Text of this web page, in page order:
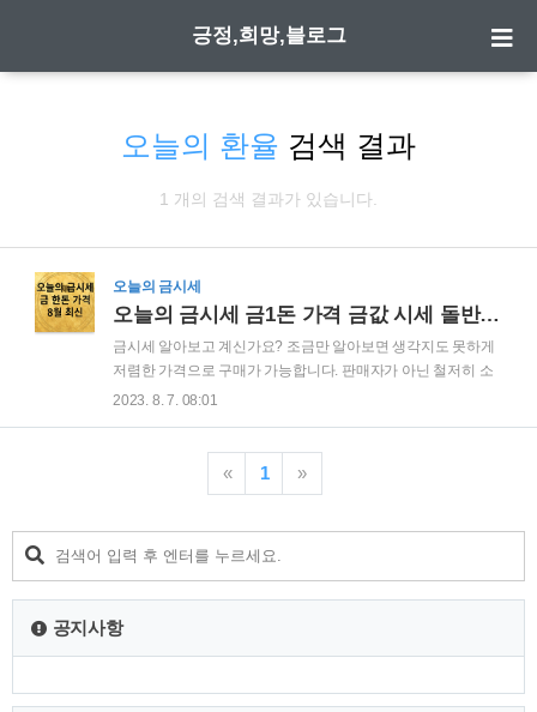
긍정,희망,블로그
오늘의 환율 검색 결과
1 개의 검색 결과가 있습니다.
오늘의 금시세
오늘의 금시세 금1돈 가격 금값 시세 돌반지 1돈 가격(8월 최신)
금시세 알아보고 계신가요? 조금만 알아보면 생각지도 못하게
저렴한 가격으로 구매가 가능합니다. 판매자가 아닌 철저히 소
비자의 입장에서 작성을 하였고요... 5분 정도만 시간 내어 읽어
구별법도 알려 드립니다. 8월 둘째주 오늘의 금시세 금 1돈 가격
.2023년 8월 7일 오늘의 금시세 금 1돈 가격 한국 금거래소 기
원입니다. 18K 기준 내 가살 때 제품의 시세적용 내가 팔 때
225,700 원 어제와 동일합니다. 14K 기준 내가..
2023. 8. 7. 08:01
« 1 »
공지사항